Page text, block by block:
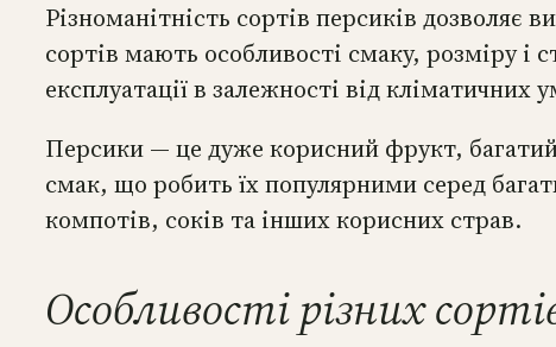
Різноманітність сортів персиків дозволяє
сортів мають особливості смаку, розміру і
експлуатації в залежності від кліматичних
Персики — це дуже корисний фрукт,
смак, що робить їх популярними серед
компотів, соків та інших корисних страв.
Особливості різних